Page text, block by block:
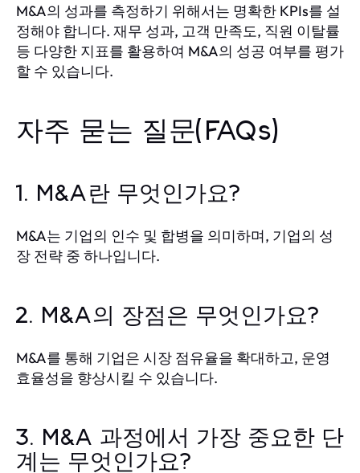
M&A의 성과를 측정하기 위해서는 명확한 KPIs를 설
정해야 합니다. 재무 성과, 고객 만족도, 직원 이탈률
등 다양한 지표를 활용하여 M&A의 성공 여부를 평가
할 수 있습니다.
자주 묻는 질문(FAQs)
1. M&A란 무엇인가요?
M&A는 기업의 인수 및 합병을 의미하며, 기업의 성
장 전략 중 하나입니다.
2. M&A의 장점은 무엇인가요?
M&A를 통해 기업은 시장 점유율을 확대하고, 운영
효율성을 향상시킬 수 있습니다.
3. M&A 과정에서 가장 중요한 단
계는 무엇인가요?